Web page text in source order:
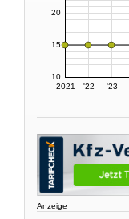
2021 '22 '23
10
15
20
Anzeige